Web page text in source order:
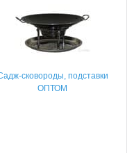
сковороды, подставки
ОПТОМ